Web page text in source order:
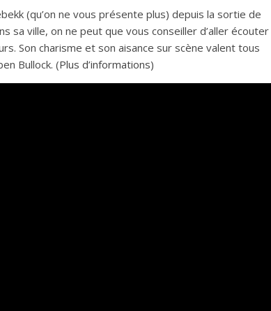
(qu’on ne vous présente plus) depuis la sortie de
sa ville, on ne peut que vous conseiller d’aller écouter
Son charisme et son aisance sur scène valent tous
Bullock. (Plus d’informations)